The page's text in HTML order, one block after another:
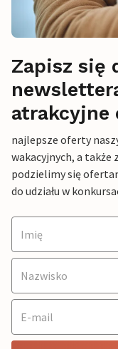
Zapisz się
najlepsze oferty
wakacyjnych, a także
podzielimy się
do udziału w